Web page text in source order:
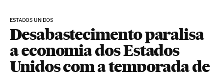
ESTADOS UNIDOS
Desabastecimento paralisa
a economia dos Estados
Unidos com a temporada de